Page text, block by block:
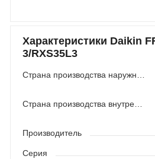
Характеристики Daikin
3/RXS35L3
Страна производства внутреннего блока
Производитель
Серия